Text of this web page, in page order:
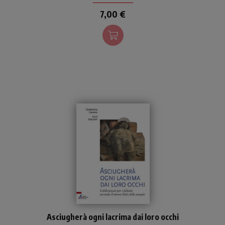
7,00 €
i defunti secondo il nuovo
Asciugherà ogni lacrima dai loro occhi